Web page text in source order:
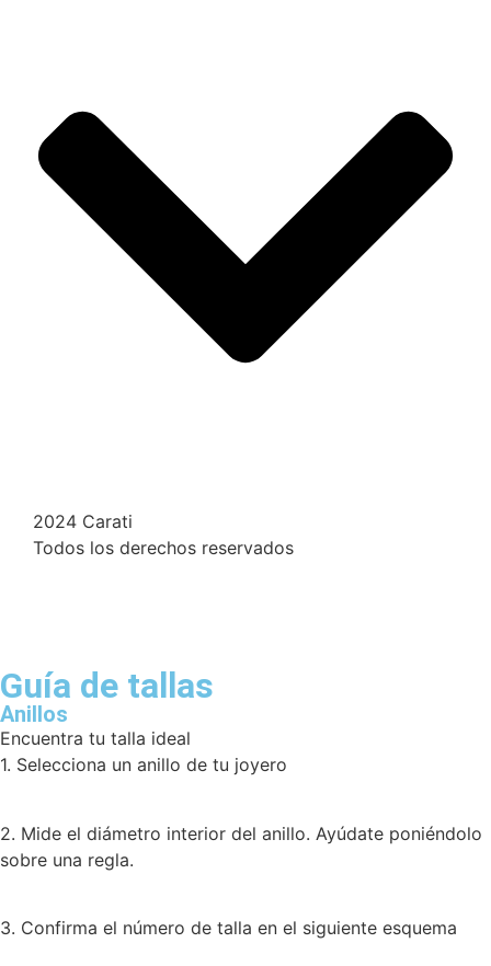
2024 Carati
Todos los derechos reservados
Guía de tallas
Anillos
Encuentra tu talla ideal
1. Selecciona un anillo de tu joyero
2. Mide el diámetro interior del anillo. Ayúdate poniéndolo
sobre una regla.
3. Confirma el número de talla en el siguiente esquema